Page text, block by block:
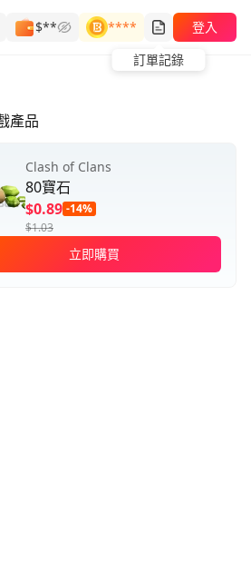
$**
****
訂單記錄
登入
產品
Clash of Clans
80寶石
$0.89 -14%
$1.03
立即購買